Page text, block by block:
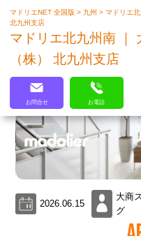
マドリエは
マドリエNET 全国版> 九州>マドリエ
北九州支店
マドリエ北九州南 ｜
（株） 北九州支店
お問合せ お電話
2026.06.15
大商
グ